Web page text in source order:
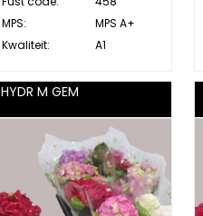
MPS:
MPS A+
Kwaliteit:
A1
HYDR M GEM